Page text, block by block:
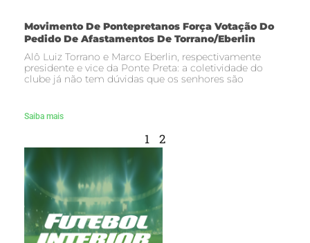
Movimento De Pontepretanos Força Votação Do
Pedido De Afastamentos De Torrano/Eberlin
Alô Luiz Torrano e Marco Eberlin, respectivamente
presidente e vice da Ponte Preta: a coletividade do
clube já não tem dúvidas que os senhores são
Saiba mais
1 2